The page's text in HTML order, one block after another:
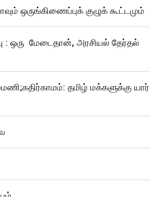
ஒருங்கிணைப்புக் குழுக் கூட்டமும்
ஒரு மேடைதான், அரசியல் தேர்தல்
தமிழ் மக்களுக்கு யார்